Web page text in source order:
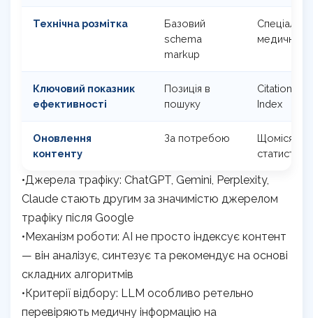
Технічна розмітка
Базовий
schema
markup
медичний
Ключовий показник
ефективності
Позиція в
пошуку
Citation
Index
Оновлення
контенту
За потребою
Щомісяця
•Джерела трафіку: ChatGPT, Gemini, Perplexity,
Claude стають другим за значимістю джерелом
трафіку після Google
•Механізм роботи: AI не просто індексує контент
— він аналізує, синтезує та рекомендує на основі
складних алгоритмів
•Критерії відбору: LLM особливо ретельно
перевіряють медичну інформацію на